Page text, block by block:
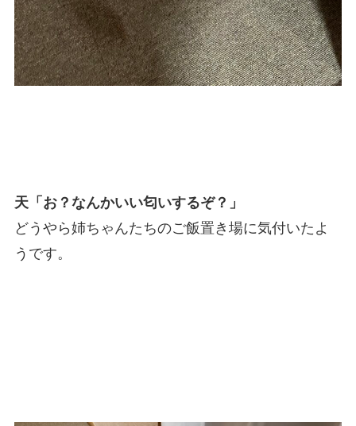
天「お？なんかいい匂いするぞ？」
どうやら姉ちゃんたちのご飯置き場に気付いたよ
うです。